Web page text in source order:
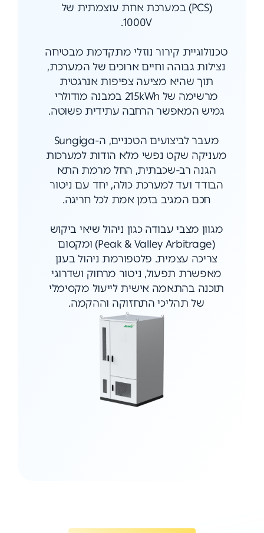
(PCS) במערכת אחת עוצמתית של
1000V.
טכנולוגיית קירור נוזלי מתקדמת מבטיחה
נצילות גבוהה וחיים ארוכים של המערכת,
תוך שהיא מציעה צפיפות אנרגטית
מרשימה של 215kWh במבנה מודולרי
גמיש המאפשר הרחבה עתידית פשוטה.
מעבר לביצועים הטכניים, ה-Sungiga
מעניקה שקט נפשי מלא הודות למערכות
הגנה רב-שכבתית, החל מרמת התא
הבודד ועד למערכת כולה, יחד עם ניטור
חכם המגיב בזמן אמת לכל חריגה.
מגוון מצבי עבודה כגון ניהול שיאי ביקוש
(Peak & Valley Arbitrage) ומקסום
צריכה עצמית. פלטפורמת ניהול בענן
מאפשרת תפעול, ניטור מרחוק ושדרוגי
תוכנה בהתאמה אישית לייעול מקסימלי
של תהליכי התחזוקה וההקמה.